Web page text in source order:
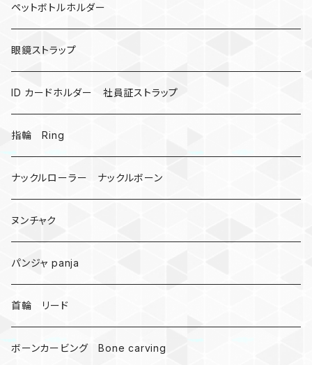
カウベル 熊鈴
昆虫
ミツバチ
AirTag
戦国武将、侍
悪魔の鍵
爬虫類、蛇
DNA 螺旋
受注作成_名入り、ネーム
ペットボトルホルダー
眼鏡ストラップ
ID カードホルダー 社員証ストラップ
指輪 Ring
ナックルローラー ナックルボーン
ヌンチャク
パンジャ panja
首輪 リード
ボーンカービング Bone carving